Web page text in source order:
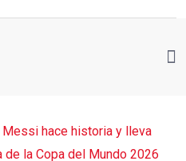
Messi hace historia y lleva
la Copa del Mundo 2026